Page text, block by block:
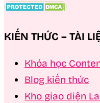
KIẾN THỨC – TÀI
Khóa học
Blog kiến thức
Kho giao diện